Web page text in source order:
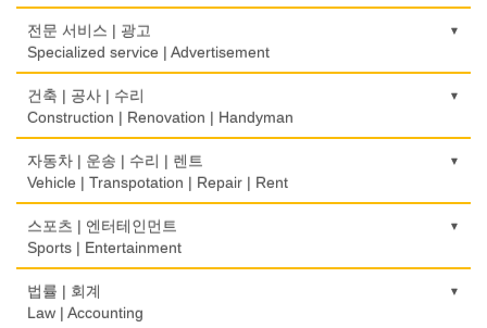
식당장비
Food Equipment
식품점
Korean Food
Food Manufacturing
와인제조
Wine Maker
정육점
제과점
Psychologist/Psychiatrist
안경점
Optical Stores
의료기구
Medical Instruments
Denturist
한의원/한약
약국
Children's Ware
Wedding
인터넷 쇼핑
Internet Shopping
결혼상담
Marriage Consulting
Florist
모피점
사무기기
Office Equipment
사무용품/문방구
Stationery/Office Equipment
Book Store
운전학원
Driving School
한글학교
Korean Language School
금전등록기
Cash Register
인터넷 서비스/까페
Internet Service/Cafe
Electronic Goods Sales/Repair
Telephone/Communication Service
컴퓨터 판매/수리
Computer Sales/Repair
전문 서비스 | 광고
Specialized service | Advertisement
광고/그래픽 디자인
Advertising/Graphic Design
광고 에이전트
Advertising Agency
경보/도난방지
Alarm/Security System
Cemetery/Monument
건축 | 공사 | 수리
Construction | Renovation | Handyman
건축시공/개조
Construction/Home Renovation
건축설계사
Architect
Architecture
자동차 | 운송 | 수리 | 렌트
Vehicle | Transpotation | Repair | Rent
운송/통관/이삿짐
Transportation/Moving
택배
Courier Service
스포츠 | 엔터테인먼트
Sports | Entertainment
골프장비
Golf Equipment
법률 | 회계
Law | Accounting